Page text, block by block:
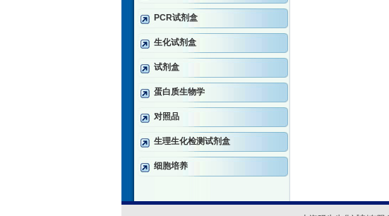
PCR试剂盒
生化试剂盒
试剂盒
蛋白质生物学
对照品
生理生化检测试剂盒
细胞培养